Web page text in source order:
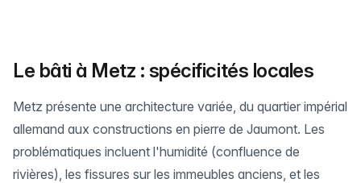
Le bâti à Metz : spécificités locales
Metz présente une architecture variée, du quartier impérial
allemand aux constructions en pierre de Jaumont. Les
problématiques incluent l'humidité (confluence de
rivières), les fissures sur les immeubles anciens, et les